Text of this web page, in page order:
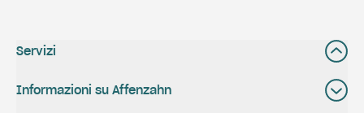
Servizi
Informazioni su Affenzahn